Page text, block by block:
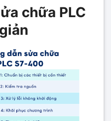
chữa PLC